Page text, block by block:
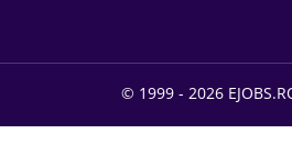
© 1999 - 2026